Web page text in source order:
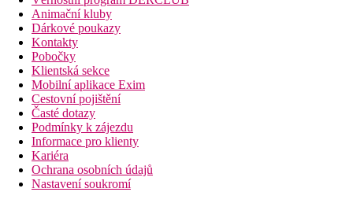
Animační kluby
Dárkové poukazy
Kontakty
Pobočky
Klientská sekce
Mobilní aplikace Exim
Cestovní pojištění
Časté dotazy
Podmínky k zájezdu
Informace pro klienty
Kariéra
Ochrana osobních údajů
Nastavení soukromí